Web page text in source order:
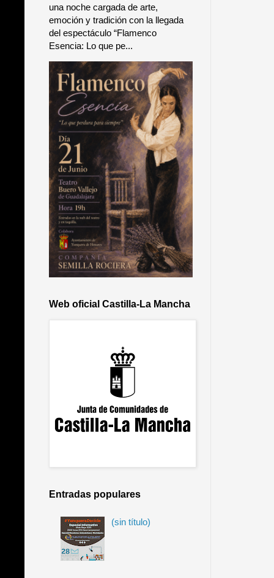
una noche cargada de arte,
emoción y tradición con la llegada
del espectáculo “Flamenco
Esencia: Lo que pe...
Web oficial Castilla-La Mancha
Entradas populares
(sin título)